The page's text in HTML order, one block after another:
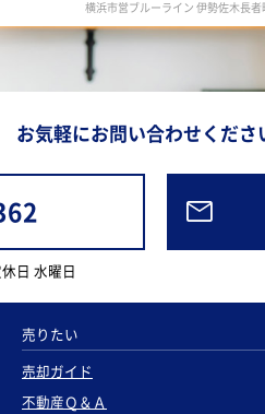
横浜市営ブルーライン 伊勢佐木長
お気軽にお問い合わせくださ
日 水曜日
売りたい
売却ガイド
不動産Ｑ＆Ａ